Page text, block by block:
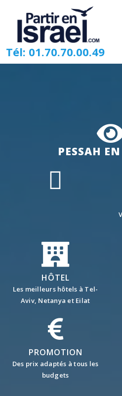
Tél: 01.70.70.00.49
PESSAH
HÔTEL
Les meilleurs hôtels à Tel-
Aviv, Netanya et Eilat
PROMOTION
Des prix adaptés à tous les
budgets